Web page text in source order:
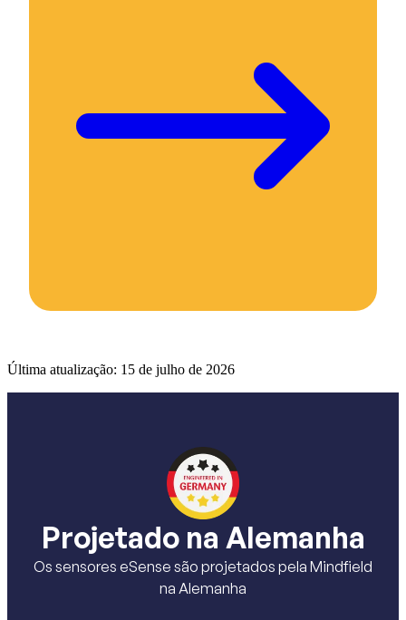
Última atualização: 15 de julho de 2026
Projetado na Alemanha
Os sensores eSense são projetados pela Mindfield
na Alemanha